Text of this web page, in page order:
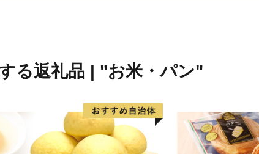
る返礼品 | "お米・パン"